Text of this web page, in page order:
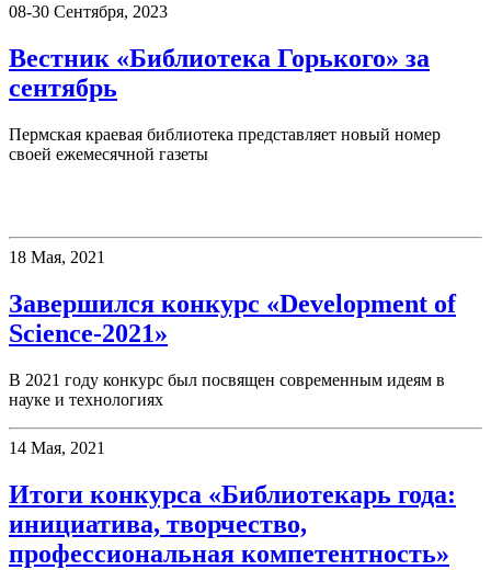
08-30 Сентября, 2023
Вестник «Библиотека Горького» за
сентябрь
Пермская краевая библиотека представляет новый номер
своей ежемесячной газеты
18 Мая, 2021
Завершился конкурс «Development of
Science-2021»
В 2021 году конкурс был посвящен современным идеям в
науке и технологиях
14 Мая, 2021
Итоги конкурса «Библиотекарь года:
инициатива, творчество,
профессиональная компетентность»